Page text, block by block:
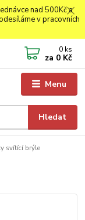
nad 500Kč a
v pracovních
Menu
Hledat
0 ks
za 0 Kč
svítící brýle